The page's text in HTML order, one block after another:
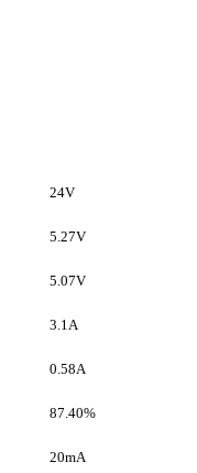
24V
5.27V
5.07V
3.1A
0.58A
87.40%
20mA